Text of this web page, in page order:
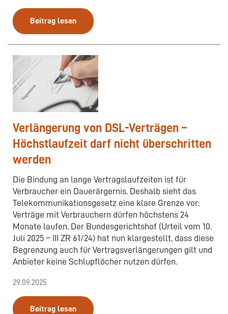
Beitrag lesen
Verlängerung von DSL-Verträgen –
Höchstlaufzeit darf nicht überschritten
werden
Die Bindung an lange Vertragslaufzeiten ist für
Verbraucher ein Dauerärgernis. Deshalb sieht das
Telekommunikationsgesetz eine klare Grenze vor:
Verträge mit Verbrauchern dürfen höchstens 24
Monate laufen. Der Bundesgerichtshof (Urteil vom 10.
Juli 2025 – III ZR 61/24) hat nun klargestellt, dass diese
Begrenzung auch für Vertragsverlängerungen gilt und
Anbieter keine Schlupflöcher nutzen dürfen.
29.09.2025
Beitrag lesen